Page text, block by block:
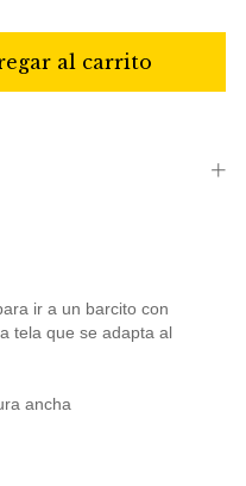
ir a un barcito con
tela que se adapta al
ancha